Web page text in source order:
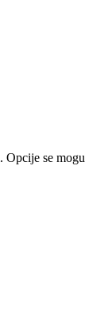
Opcije se mogu